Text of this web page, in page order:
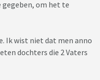
gegeben, om het te
Ik wist niet dat men anno
dochters die 2 Vaters